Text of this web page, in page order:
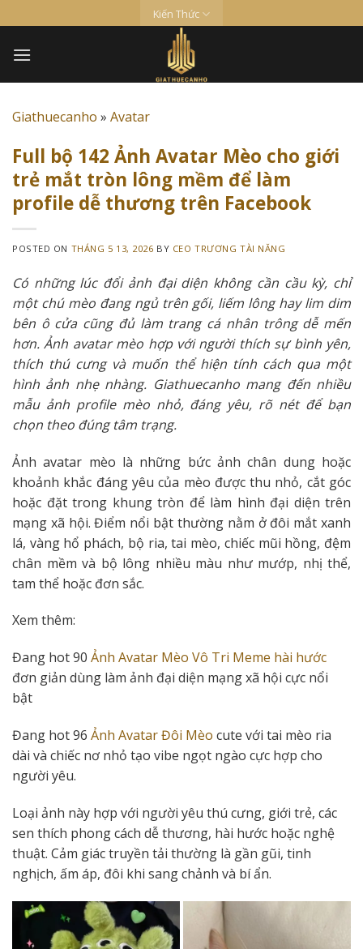
to
content
Kiến Thức
Giathuecanho » Avatar
Full bộ 142 Ảnh Avatar Mèo cho giới
trẻ mắt tròn lông mềm để làm
profile dễ thương trên Facebook
POSTED ON THÁNG 5 13, 2026 BY CEO TRƯƠNG TÀI NĂNG
Có những lúc đổi ảnh đại diện không cần cầu kỳ, chỉ
một chú mèo đang ngủ trên gối, liếm lông hay lim dim
bên ô cửa cũng đủ làm trang cá nhân trông dễ mến
hơn. Ảnh avatar mèo hợp với người thích sự bình yên,
thích thú cưng và muốn thể hiện tính cách qua một
hình ảnh nhẹ nhàng. Giathuecanho mang đến nhiều
mẫu ảnh profile mèo nhỏ, đáng yêu, rõ nét để bạn
chọn theo đúng tâm trạng.
Ảnh avatar mèo là những bức ảnh chân dung hoặc
khoảnh khắc đáng yêu của mèo được thu nhỏ, cắt góc
hoặc đặt trong khung tròn để làm hình đại diện trên
mạng xã hội. Điểm nổi bật thường nằm ở đôi mắt xanh
lá, vàng hổ phách, bộ ria, tai mèo, chiếc mũi hồng, đệm
chân mềm và bộ lông nhiều màu như mướp, nhị thể,
tam thể hoặc đơn sắc.
Xem thêm:
Đang hot 90 Ảnh Avatar Mèo Vô Tri Meme hài hước
đơn giản dùng làm ảnh đại diện mạng xã hội cực nổi
bật
Đang hot 96 Ảnh Avatar Đôi Mèo cute với tai mèo ria
dài và chiếc nơ nhỏ tạo vibe ngọt ngào cực hợp cho
người yêu.
Loại ảnh này hợp với người yêu thú cưng, giới trẻ, các
sen thích phong cách dễ thương, hài hước hoặc nghệ
thuật. Cảm giác truyền tải thường là gần gũi, tinh
nghịch, ấm áp, đôi khi sang chảnh và bí ẩn.